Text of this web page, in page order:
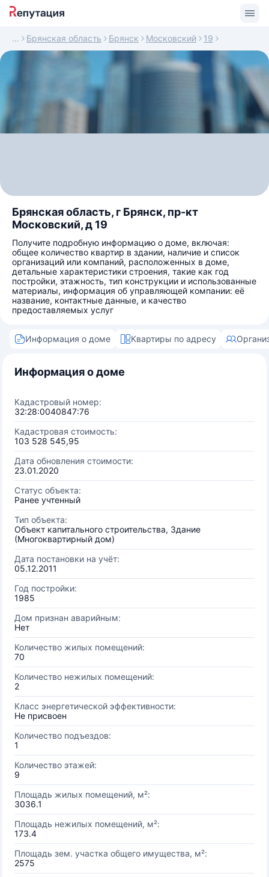
Брянская область Брянск Московский 19
Брянская область, г Брянск, пр-кт
Московский, д 19
Получите подробную информацию о доме, включая:
общее количество квартир в здании, наличие и список
организаций или компаний, расположенных в доме,
детальные характеристики строения, такие как год
постройки, этажность, тип конструкции и использованные
материалы, информация об управляющей компании: её
название, контактные данные, и качество
предоставляемых услуг
Информация о доме Квартиры по адресу
Информация о доме
Кадастровый номер:
32:28:0040847:76
Кадастровая стоимость:
103 528 545,95
Дата обновления стоимости:
23.01.2020
Статус объекта:
Ранее учтенный
Тип объекта:
Объект капитального строительства, Здание
(Многоквартирный дом)
Дата постановки на учёт:
05.12.2011
Год постройки:
1985
Дом признан аварийным:
Нет
Количество жилых помещений:
70
Количество нежилых помещений:
2
Класс энергетической эффективности:
Не присвоен
Количество подъездов:
1
Количество этажей:
9
Площадь жилых помещений, м²:
3036.1
Площадь нежилых помещений, м²:
173.4
Площадь зем. участка общего имущества, м²:
2575